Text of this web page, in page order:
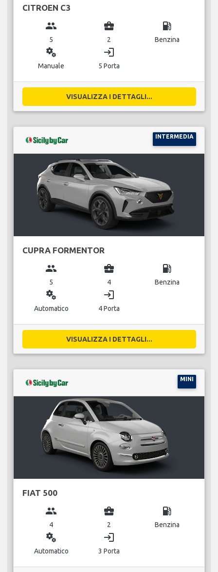
CITROEN C3
group
5
business_center
2
local_gas_station
Benzina
miscellaneous_services
Manuale
login
5 Porta
VISUALIZZA I DETTAGLI...
INTERMEDIA
CUPRA FORMENTOR
group
5
business_center
4
local_gas_station
Benzina
miscellaneous_services
Automatico
login
4 Porta
VISUALIZZA I DETTAGLI...
MINI
FIAT 500
group
4
business_center
2
local_gas_station
Benzina
miscellaneous_services
Automatico
login
3 Porta